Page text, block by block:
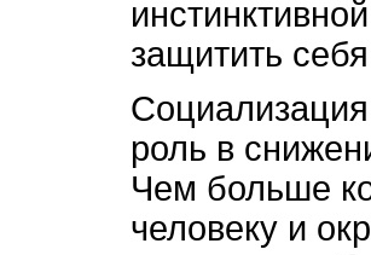
защитить
роль в
Чем больше
человеку и